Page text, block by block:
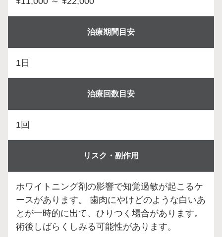
治療期間目安
1日
治療回数目安
1回
リスク・副作用
ホワイトニング剤の影響で知覚過敏が起こるケ
ースがあります。 歯肉にやけどのような白いあ
とが一時的に出て、ひりつく場合があります。
術後しばらくしみる可能性があります。